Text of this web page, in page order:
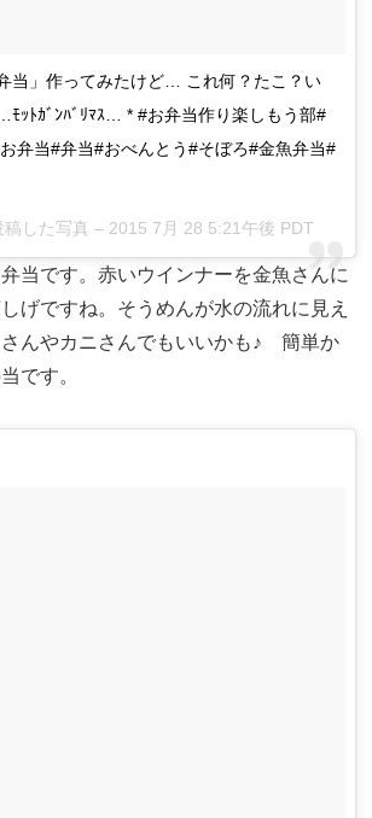
当」作ってみたけど… これ何？たこ？い
ﾓｯﾄｶﾞﾝﾊﾞﾘﾏｽ… * #お弁当作り楽しもう部#
弁当#弁当#おべんとう#そぼろ#金魚弁当#
稿した写真 – 2015 7月 28 5:21午後 PDT
当です。赤いウインナーを金魚さんに
げですね。そうめんが水の流れに見え
んやカニさんでもいいかも♪ 簡単か
です。